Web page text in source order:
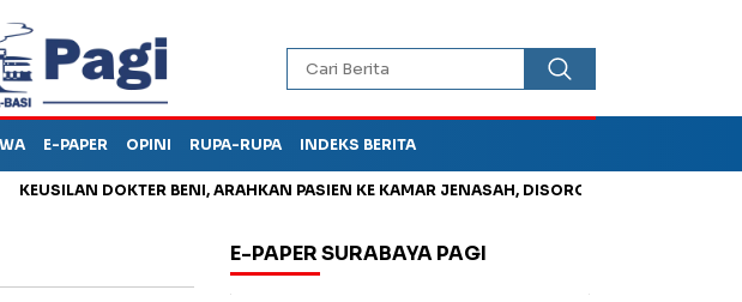
E-PAPER OPINI RUPA-RUPA INDEKS BERITA
DOKTER BENI, ARAHKAN PASIEN KE KAMAR JENASAH, DISOROT
E-PAPER SURABAYA PAGI